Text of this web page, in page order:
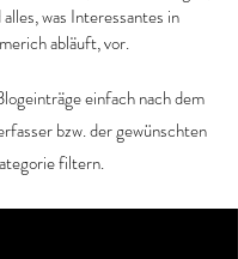
was Interessantes in
abläuft, vor.
einfach nach dem
bzw. der gewünschten
filtern.